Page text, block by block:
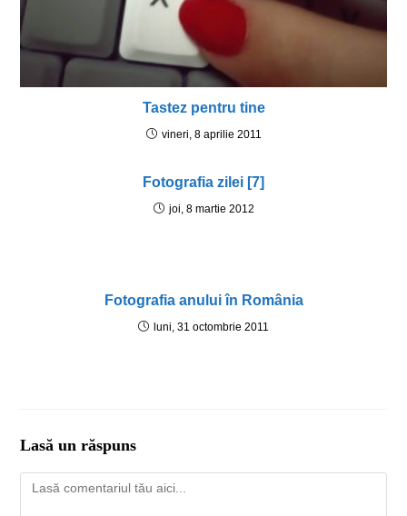
Tastez pentru tine
vineri, 8 aprilie 2011
Fotografia zilei [7]
joi, 8 martie 2012
Fotografia anului în România
luni, 31 octombrie 2011
Lasă un răspuns